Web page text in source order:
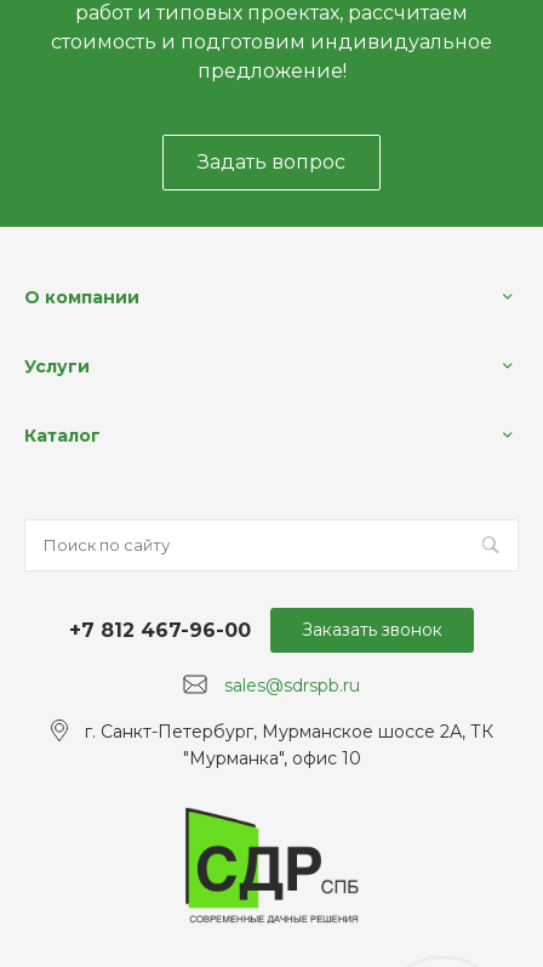
работ и типовых проектах, рассчитаем
стоимость и подготовим индивидуальное
предложение!
Задать вопрос
О компании
Услуги
Каталог
sales@sdrspb.ru
+7 812 467-96-00
г. Санкт-Петербург, Мурманское шоссе 2А, ТК
"Мурманка", офис 10
Заказать звонок